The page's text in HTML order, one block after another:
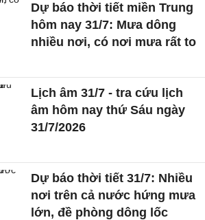
Dự báo thời tiết miền Trung
hôm nay 31/7: Mưa dông
nhiều nơi, có nơi mưa rất to
Lịch âm 31/7 - tra cứu lịch
âm hôm nay thứ Sáu ngày
31/7/2026
Dự báo thời tiết 31/7: Nhiều
nơi trên cả nước hứng mưa
lớn, đề phòng dông lốc